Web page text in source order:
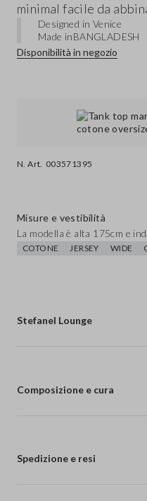
N. Art. 003571395
minimal facile da
Designed in Venice
Made inBANGLADESH
Disponibilità in negozio
Misure e vestibilità
La modella è alta 175cm e
COTONE JERSEY WIDE
Stefanel Lounge
Composizione e cura
Spedizione e resi